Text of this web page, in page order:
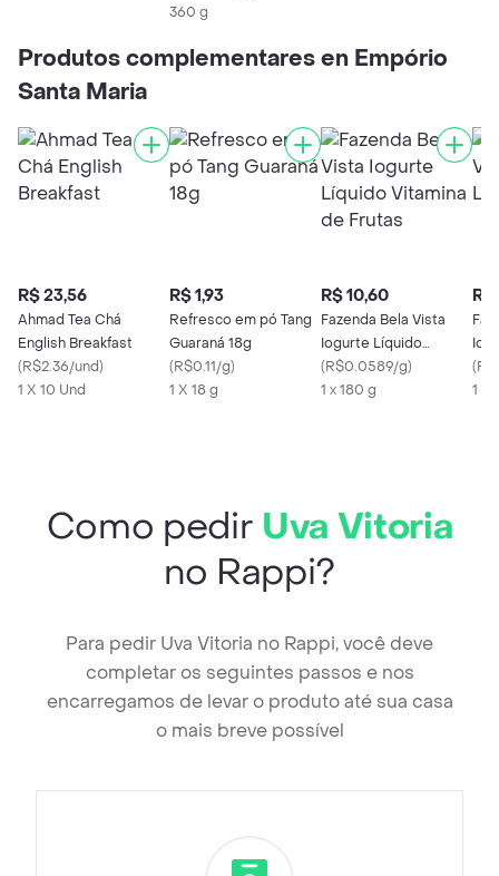
360 g
Produtos complementares en Empório
Santa Maria
R$ 23,56
Ahmad Tea Chá
English Breakfast
(R$2.36/und)
1 X 10 Und
R$ 1,93
Refresco em pó Tang
Guaraná 18g
(R$0.11/g)
1 X 18 g
R$ 10,60
Fazenda Bela Vista
Iogurte Líquido
Vitamina de Frutas
(R$0.0589/g)
1 x 180 g
R$
(
1 X
Como pedir Uva Vitoria
no Rappi?
Para pedir Uva Vitoria no Rappi, você deve
completar os seguintes passos e nos
encarregamos de levar o produto até sua casa
o mais breve possível